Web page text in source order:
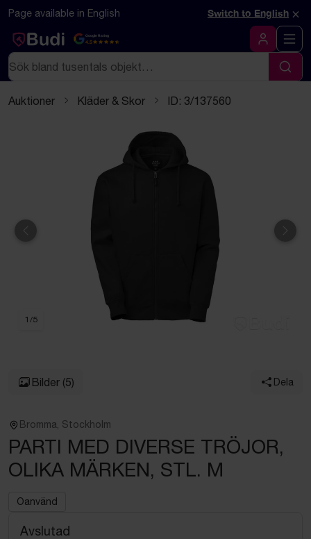
Hoppa till innehåll
Textbaserad (markdown) version av denna sida
Page available in English Switch to English ×
Google Rating
4.5
Logga in
Sök
Sök
Auktioner Kläder & Skor ID: 3/137560
Föregående
1 /5
Bilder (5) Dela
Bromma, Stockholm
PARTI MED DIVERSE TRÖJOR,
OLIKA MÄRKEN, STL. M
Oanvänd
Avslutad